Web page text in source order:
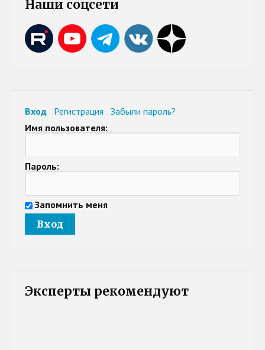
Наши соцсети
Вход Регистрация
Забыли пароль?
Имя пользователя:
Пароль:
Запомнить меня
Эксперты рекомендуют